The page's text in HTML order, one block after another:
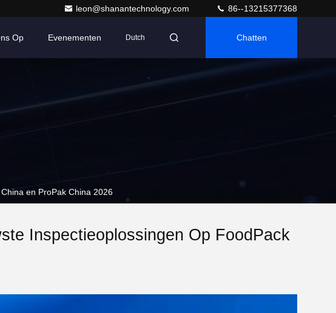
leon@shanantechnology.com 86--13215377368
Op Evenementen Dutch Chatten
en ProPak China 2026
Inspectieoplossingen Op FoodPack